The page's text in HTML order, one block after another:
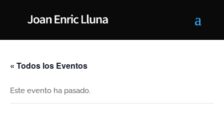
« Todos los Eventos
Este evento ha pasado.